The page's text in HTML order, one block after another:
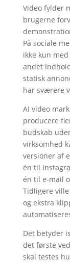
Video fylder
brugerne
På sociale
ikke kun
andet
statisk
har sværere
AI video
producere
budskab
virksomhed
versioner af
én til
én til e-mail
Tidligere
og ekstra
Det betyder
det første
skal testes